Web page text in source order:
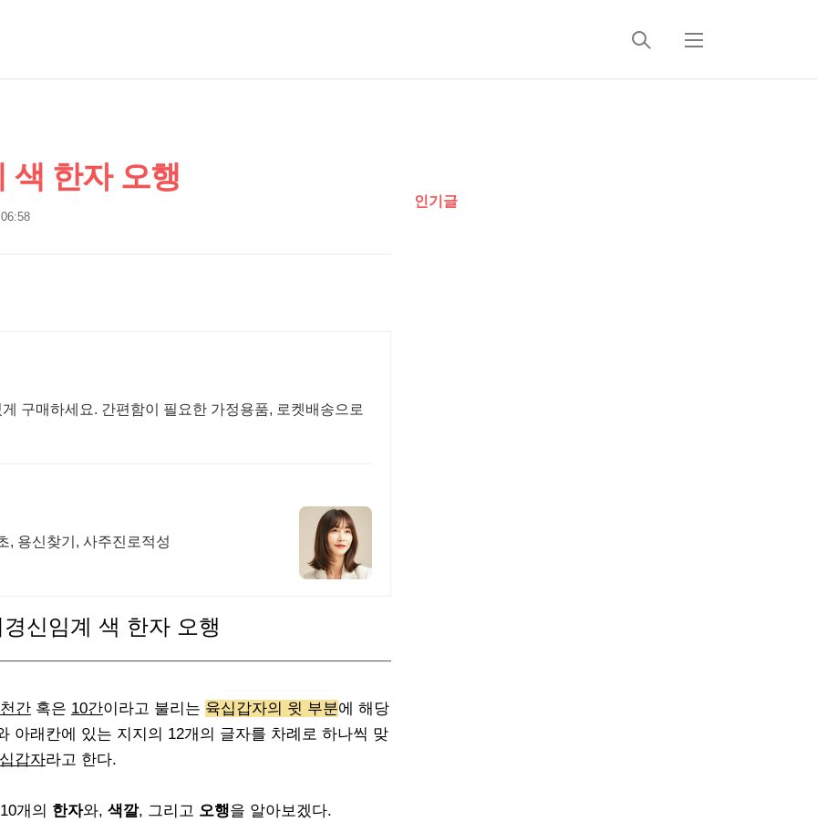
검
메
색 한자 오행
구매하세요. 간편함이 필요한 가정용품, 로켓배송으로
, 용신찾기, 사주진로적성
신임계 색 한자 오행
천간 혹은 10간이라고 불리는 육십갑자의 윗 부분에 해당
아래칸에 있는 지지의 12개의 글자를 차례로 하나씩 맞
갑자라고 한다.
개의 한자와, 색깔, 그리고 오행을 알아보겠다.
가
인기글